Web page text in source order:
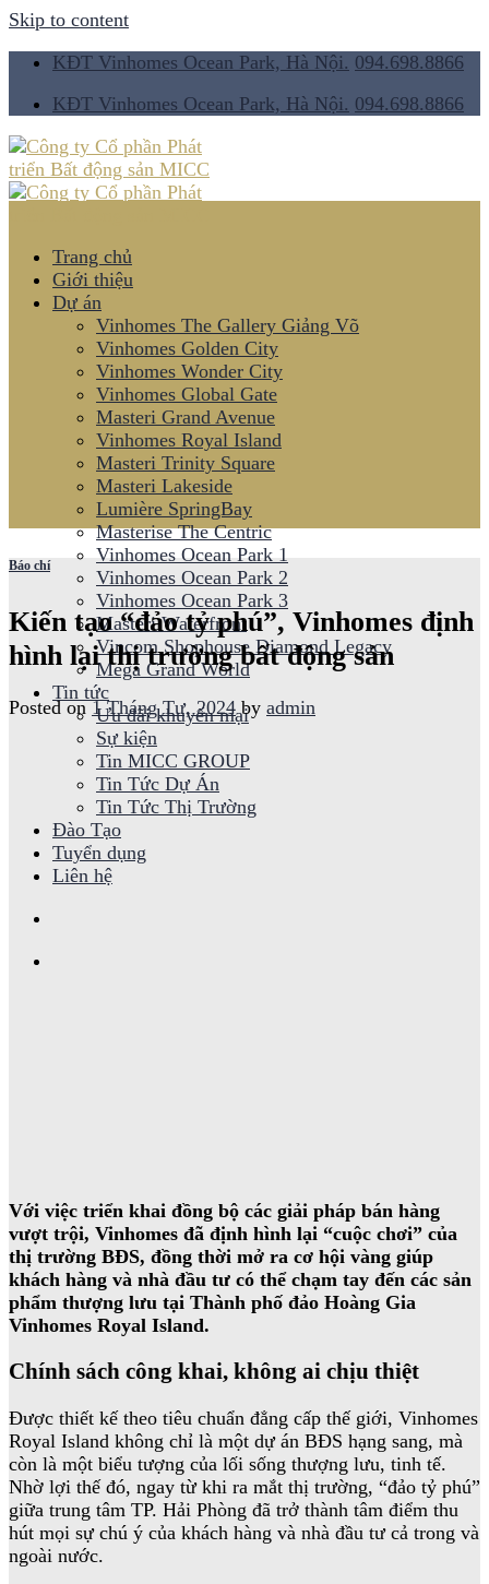
Skip to content
KĐT Vinhomes Ocean Park, Hà Nội. 094.698.8866
KĐT Vinhomes Ocean Park, Hà Nội. 094.698.8866
Trang chủ
Giới thiệu
Dự án
Vinhomes The Gallery Giảng Võ
Vinhomes Golden City
Vinhomes Wonder City
Vinhomes Global Gate
Masteri Grand Avenue
Vinhomes Royal Island
Masteri Trinity Square
Masteri Lakeside
Lumière SpringBay
Masterise The Centric
Vinhomes Ocean Park 1
Vinhomes Ocean Park 2
Vinhomes Ocean Park 3
Masteri Waterfront
Vincom Shophouse Diamond Legacy
Mega Grand World
Tin tức
Ưu đãi khuyến mại
Sự kiện
Tin MICC GROUP
Tin Tức Dự Án
Tin Tức Thị Trường
Đào Tạo
Tuyển dụng
Liên hệ
Báo chí
Kiến tạo “đảo tỷ phú”, Vinhomes định
hình lại thị trường bất động sản
Posted on1 Tháng Tư, 2024 by admin
Với việc triển khai đồng bộ các giải pháp bán hàng
vượt trội, Vinhomes đã định hình lại “cuộc chơi” của
thị trường BĐS, đồng thời mở ra cơ hội vàng giúp
khách hàng và nhà đầu tư có thể chạm tay đến các sản
phẩm thượng lưu tại Thành phố đảo Hoàng Gia
Vinhomes Royal Island.
Chính sách công khai, không ai chịu thiệt
Được thiết kế theo tiêu chuẩn đẳng cấp thế giới, Vinhomes
Royal Island không chỉ là một dự án BĐS hạng sang, mà
còn là một biểu tượng của lối sống thượng lưu, tinh tế.
Nhờ lợi thế đó, ngay từ khi ra mắt thị trường, “đảo tỷ phú”
giữa trung tâm TP. Hải Phòng đã trở thành tâm điểm thu
hút mọi sự chú ý của khách hàng và nhà đầu tư cả trong và
ngoài nước.